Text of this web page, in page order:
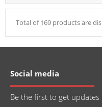
Total of 169 products are
Social media
Be the first to get